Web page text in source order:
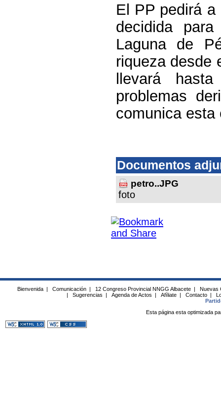
El PP pedirá
decidida
Laguna de
riqueza desde
llevará
problemas
comunica esta
Documentos
petro..JPG
foto
Bienvenida | Comunicación | 12 Congreso Provincial NNGG Albacete |
Nuevas
|
Sugerencias | Agenda de Actos | Afíliate | Contacto |
Esta página esta optimizada